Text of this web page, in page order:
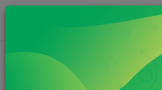
(Po-Pá, 6:30-15 hod.)